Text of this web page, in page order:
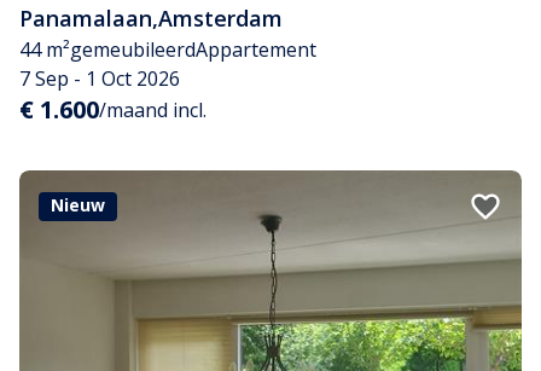
Panamalaan,Amsterdam
44 m²gemeubileerdAppartement
7 Sep - 1 Oct 2026
€ 1.600/maand incl.
Nieuw